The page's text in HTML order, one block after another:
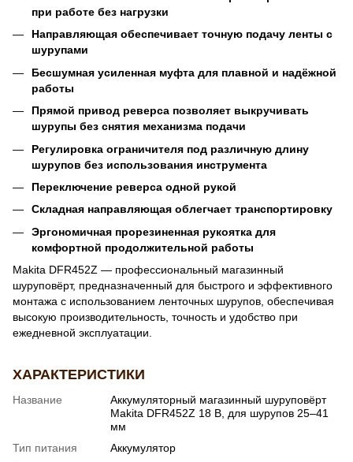
при работе без нагрузки
Направляющая обеспечивает точную подачу ленты с
шурупами
Бесшумная усиленная муфта для плавной и надёжной
работы
Прямой привод реверса позволяет выкручивать
шурупы без снятия механизма подачи
Регулировка ограничителя под различную длину
шурупов без использования инструмента
Переключение реверса одной рукой
Складная направляющая облегчает транспортировку
Эргономичная прорезиненная рукоятка для
комфортной продолжительной работы
Makita DFR452Z — профессиональный магазинный
шуруповёрт, предназначенный для быстрого и эффективного
монтажа с использованием ленточных шурупов, обеспечивая
высокую производительность, точность и удобство при
ежедневной эксплуатации.
ХАРАКТЕРИСТИКИ
Название
Аккумуляторный магазинный шуруповёрт
Makita DFR452Z 18 В, для шурупов 25–41
мм
Тип питания
Аккумулятор